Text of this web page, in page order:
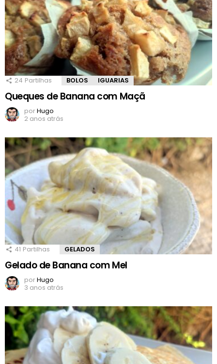
24 Partilhas BOLOS IGUARIAS
Queques de Banana com Maçã
porHugo
2 anos atrás
41 Partilhas GELADOS
Gelado de Banana com Mel
porHugo
3 anos atrás